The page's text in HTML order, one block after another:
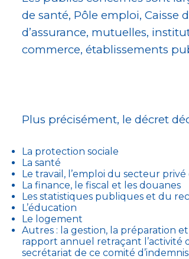
de santé, Pôle emploi,
d’assurance, mutuelles,
commerce, établissements
Plus précisément, le décret
La protection sociale
La santé
Le travail, l’emploi du secteur
La finance, le fiscal et les douanes
Les statistiques publiques et du
L’éducation
Le logement
Autres : la gestion, la préparation
rapport annuel retraçant l’activité
secrétariat de ce comité